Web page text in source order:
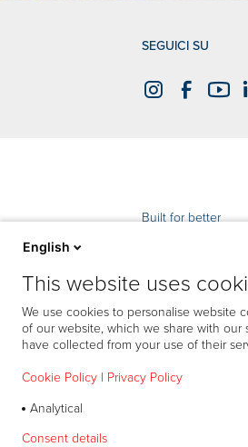
SEGUICI SU
Built for better
Calcola il tuo
English
This website uses
We use cookies to personalise website
of our website, which we share with
have collected from your use of their
Cookie Policy | Privacy Policy
Analytical
Consent details